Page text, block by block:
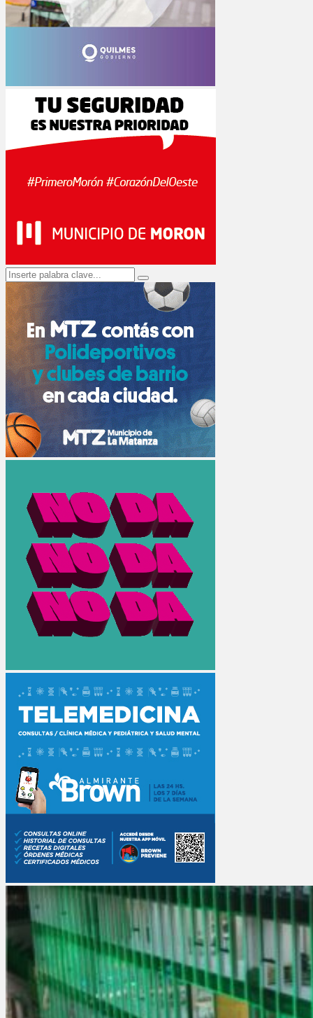
Search
for:
Search